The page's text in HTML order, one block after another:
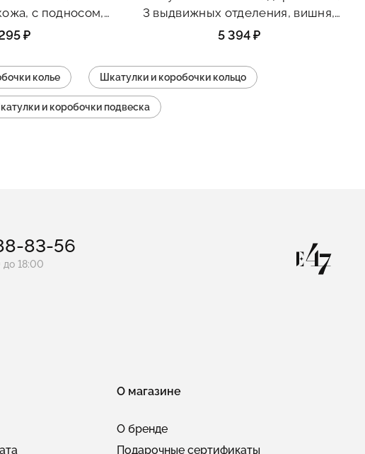
с подносом,
красная,
₽
3 выдвижных отделения, вишня,
размеры 137*137*65 мм
5 394 ₽
колье Шкатулки и коробочки кольцо
и коробочки подвеска
83-56
до 18:00
О магазине
О бренде
Подарочные сертификаты